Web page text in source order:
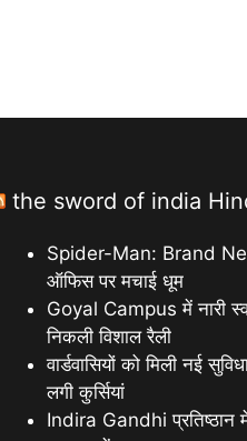
the sword of india
Spider-Man: Brand
ऑफिस पर मचाई धूम
Goyal Campus में नारी
निकली विशाल रैली
वार्डवासियों को मिली नई
लगी कुर्सियां
Indira Gandhi प्रतिष्ठान